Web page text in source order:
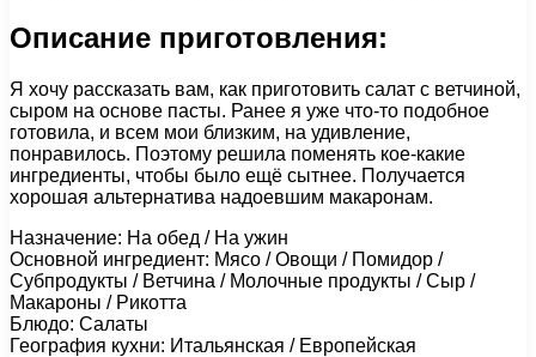
Описание приготовления:
Я хочу рассказать вам, как приготовить салат с ветчиной,
сыром на основе пасты. Ранее я уже что-то подобное
готовила, и всем мои близким, на удивление,
понравилось. Поэтому решила поменять кое-какие
ингредиенты, чтобы было ещё сытнее. Получается
хорошая альтернатива надоевшим макаронам.
Назначение: На обед / На ужин
Основной ингредиент: Мясо / Овощи / Помидор /
Субпродукты / Ветчина / Молочные продукты / Сыр /
Макароны / Рикотта
Блюдо: Салаты
География кухни: Итальянская / Европейская